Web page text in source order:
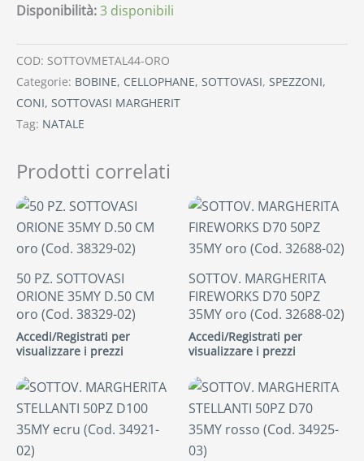
Disponibilità:3 disponibili
COD: SOTTOVMETAL44-ORO
Categorie: BOBINE, CELLOPHANE, SOTTOVASI, SPEZZONI,
CONI, SOTTOVASI MARGHERIT
Tag: NATALE
Prodotti correlati
50 PZ. SOTTOVASI
ORIONE 35MY D.50 CM
oro (Cod. 38329-02)
Accedi/Registrati per
visualizzare i prezzi
SOTTOV. MARGHERITA
FIREWORKS D70 50PZ
35MY oro (Cod. 32688-02)
Accedi/Registrati per
visualizzare i prezzi